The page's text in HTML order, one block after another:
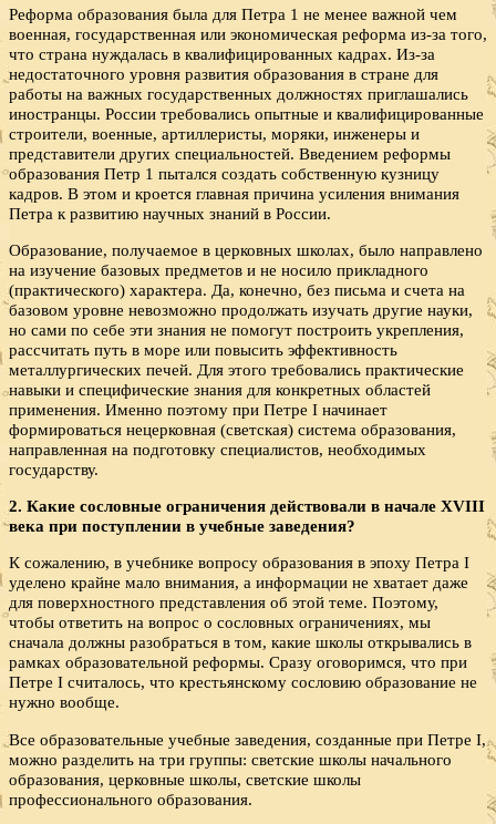
Реформа образования была для Петра 1 не менее важной чем
военная, государственная или экономическая реформа из-за того,
что страна нуждалась в квалифицированных кадрах. Из-за
недостаточного уровня развития образования в стране для
работы на важных государственных должностях приглашались
иностранцы. России требовались опытные и квалифицированные
строители, военные, артиллеристы, моряки, инженеры и
представители других специальностей. Введением реформы
образования Петр 1 пытался создать собственную кузницу
кадров. В этом и кроется главная причина усиления внимания
Петра к развитию научных знаний в России.
Образование, получаемое в церковных школах, было направлено
на изучение базовых предметов и не носило прикладного
(практического) характера. Да, конечно, без письма и счета на
базовом уровне невозможно продолжать изучать другие науки,
но сами по себе эти знания не помогут построить укрепления,
рассчитать путь в море или повысить эффективность
металлургических печей. Для этого требовались практические
навыки и специфические знания для конкретных областей
применения. Именно поэтому при Петре I начинает
формироваться нецерковная (светская) система образования,
направленная на подготовку специалистов, необходимых
государству.
2. Какие сословные ограничения действовали в начале XVIII
века при поступлении в учебные заведения?
К сожалению, в учебнике вопросу образования в эпоху Петра I
уделено крайне мало внимания, а информации не хватает даже
для поверхностного представления об этой теме. Поэтому,
чтобы ответить на вопрос о сословных ограничениях, мы
сначала должны разобраться в том, какие школы открывались в
рамках образовательной реформы. Сразу оговоримся, что при
Петре I считалось, что крестьянскому сословию образование не
нужно вообще.
Все образовательные учебные заведения, созданные при Петре I,
можно разделить на три группы: светские школы начального
образования, церковные школы, светские школы
профессионального образования.